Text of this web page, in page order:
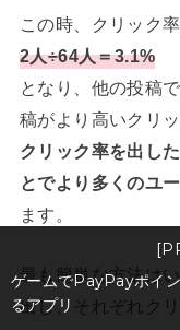
この時、クリック
2人÷64人＝3.1%
となり、他の投稿
稿がより高いクリ
クリック率を出し
とでより多くのユ
ます。
最も簡単な方法は
出し、それぞれク
ゲームでPayPayポイ
るアプリ